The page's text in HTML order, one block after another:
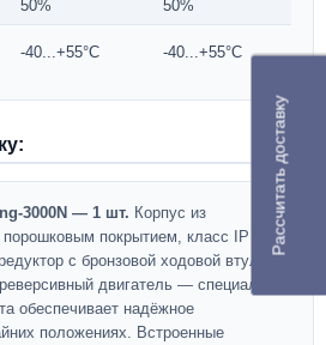
50% 50%
-40...+55°C -40...+55°C
3000N — 1 шт. Корпус из
покрытием, класс IP 54.
с бронзовой ходовой втулкой,
двигатель — специальная
обеспечивает надёжное
положениях. Встроенные
Рассчитать доставку